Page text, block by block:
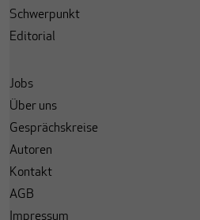
Schwerpunkt
Editorial
Jobs
Über uns
Gesprächskreise
Autoren
Kontakt
AGB
Impressum